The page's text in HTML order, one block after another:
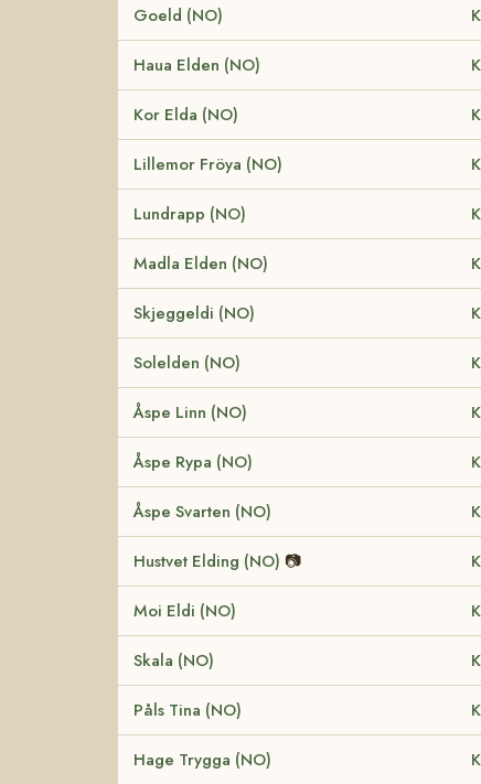
Goeld (NO)
Haua Elden (NO)
Kor Elda (NO)
Lillemor Fröya (NO)
Lundrapp (NO)
Madla Elden (NO)
Skjeggeldi (NO)
Solelden (NO)
Åspe Linn (NO)
Åspe Rypa (NO)
Åspe Svarten (NO)
Hustvet Elding (NO) 📷
Moi Eldi (NO)
Skala (NO)
Påls Tina (NO)
Hage Trygga (NO)